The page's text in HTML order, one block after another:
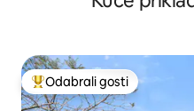
Među najviše rangiranima s
Odabrali gosti